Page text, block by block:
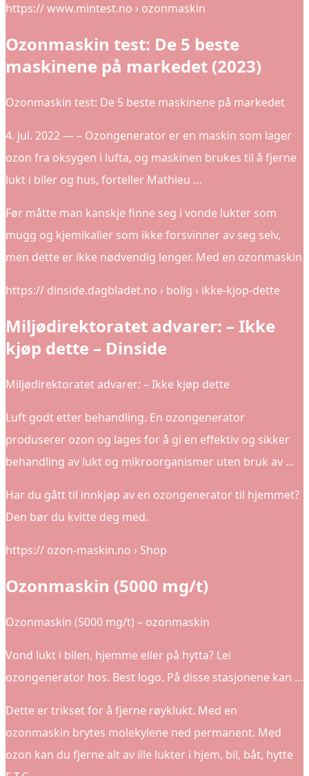
https:// www.mintest.no › ozonmaskin
Ozonmaskin test: De 5 beste
maskinene på markedet (2023)
Ozonmaskin test: De 5 beste maskinene på markedet
4. jul. 2022 — – Ozongenerator er en maskin som lager
ozon fra oksygen i lufta, og maskinen brukes til å fjerne
lukt i biler og hus, forteller Mathieu …
Før måtte man kanskje finne seg i vonde lukter som
mugg og kjemikalier som ikke forsvinner av seg selv,
men dette er ikke nødvendig lenger. Med en ozonmaskin
https:// dinside.dagbladet.no › bolig › ikke-kjop-dette
Miljødirektoratet advarer: – Ikke
kjøp dette – Dinside
Miljødirektoratet advarer: – Ikke kjøp dette
Luft godt etter behandling. En ozongenerator
produserer ozon og lages for å gi en effektiv og sikker
behandling av lukt og mikroorganismer uten bruk av …
Har du gått til innkjøp av en ozongenerator til hjemmet?
Den bør du kvitte deg med.
https:// ozon-maskin.no › Shop
Ozonmaskin (5000 mg/t)
Ozonmaskin (5000 mg/t) – ozonmaskin
Vond lukt i bilen, hjemme eller på hytta? Lei
ozongenerator hos. Best logo. På disse stasjonene kan …
Dette er trikset for å fjerne røyklukt. Med en
ozonmaskin brytes molekylene ned permanent. Med
ozon kan du fjerne alt av ille lukter i hjem, bil, båt, hytte